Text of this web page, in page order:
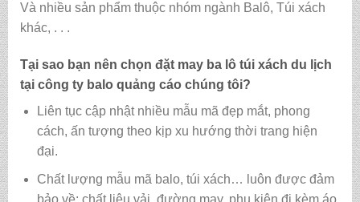
Và nhiều sản phẩm thuộc nhóm ngành Balô, Túi xách
khác, . . .
Tại sao bạn nên chọn đặt may ba lô túi xách du lịch
tại công ty balo quảng cáo chúng tôi?
Liên tục cập nhật nhiều mẫu mã đẹp mắt, phong
cách, ấn tượng theo kịp xu hướng thời trang hiện
đại.
Chất lượng mẫu mã balo, túi xách…
luôn được đảm
bảo về: chất liệu vải, đường may, phụ kiện đi kèm áo,